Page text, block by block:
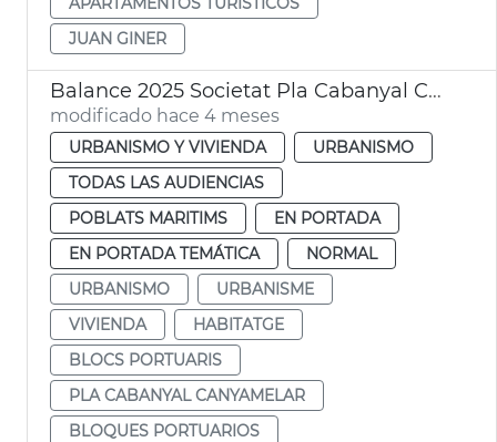
JUAN GINER
Balance 2025 Societat Pla Cabanyal Canyamelar
modificado hace 4 meses
URBANISMO Y VIVIENDA
URBANISMO
TODAS LAS AUDIENCIAS
POBLATS MARITIMS
EN PORTADA
EN PORTADA TEMÁTICA
NORMAL
URBANISMO
URBANISME
VIVIENDA
HABITATGE
BLOCS PORTUARIS
PLA CABANYAL CANYAMELAR
BLOQUES PORTUARIOS